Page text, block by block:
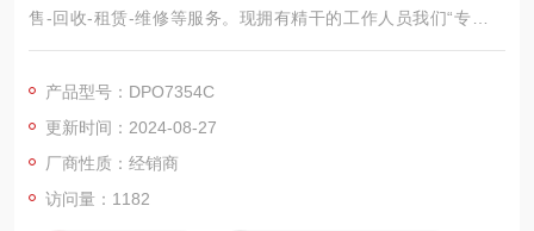
售-回收-租赁-维修等服务。现拥有精干的工作人员我们“专注产
品，用心服务"为核心价值，建立*的服务体系。竭诚为每一位客
产品型号：DPO7354C
更新时间：2024-08-27
厂商性质：经销商
访问量：1182